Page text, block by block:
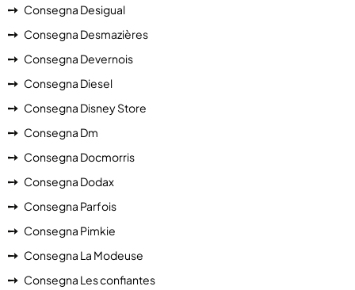
Consegna Desigual
Consegna Desmazières
Consegna Devernois
Consegna Diesel
Consegna Disney Store
Consegna Dm
Consegna Docmorris
Consegna Dodax
Consegna Parfois
Consegna Pimkie
Consegna La Modeuse
Consegna Les confiantes